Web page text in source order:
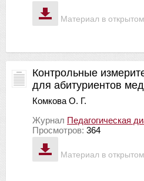
Материал в
Материал в
Контрольные
для абитуриентов
Комкова О. Г.
Журнал Педагогическая
Просмотров: 364